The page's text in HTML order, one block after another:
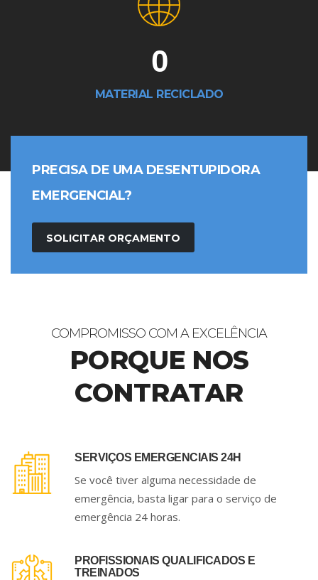
0
MATERIAL RECICLADO
PRECISA DE UMA DESENTUPIDORA
EMERGENCIAL?
SOLICITAR ORÇAMENTO
COMPROMISSO COM A EXCELÊNCIA
PORQUE NOS
CONTRATAR
SERVIÇOS EMERGENCIAIS 24H
Se você tiver alguma necessidade de
emergência, basta ligar para o serviço de
emergência 24 horas.
PROFISSIONAIS QUALIFICADOS E
TREINADOS